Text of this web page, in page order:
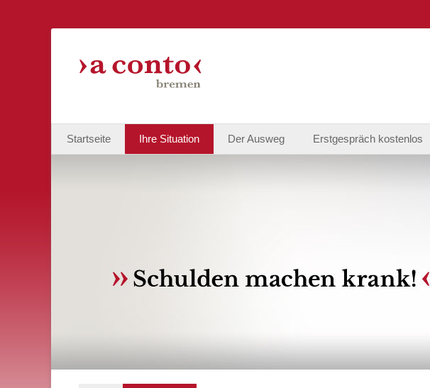
Primäres Menü
Inhalt
Startseite Ihre Situation Der Ausweg Erstgespräch kostenlos